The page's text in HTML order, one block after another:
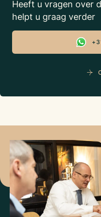
Heeft u vragen over
helpt u graag verder